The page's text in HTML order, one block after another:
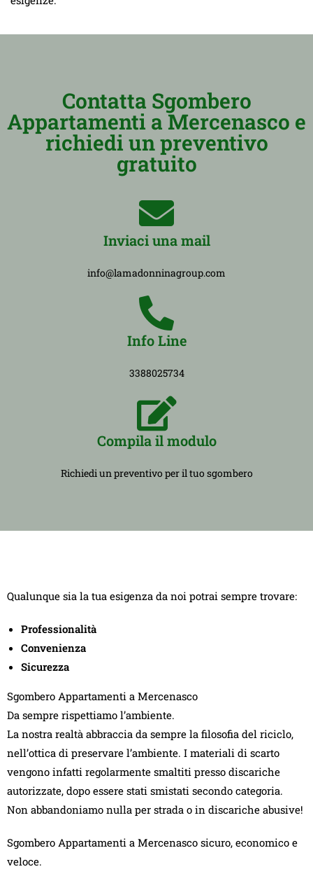
Contatta Sgombero
Appartamenti a Mercenasco e
richiedi un preventivo
gratuito
Inviaci una mail
info@lamadonninagroup.com
Info Line
3388025734
Compila il modulo
Richiedi un preventivo per il tuo sgombero
Qualunque sia la tua esigenza da noi potrai sempre trovare:
Professionalità
Convenienza
Sicurezza
Sgombero Appartamenti a Mercenasco
Da sempre rispettiamo l’ambiente.
La nostra realtà abbraccia da sempre la filosofia del riciclo,
nell’ottica di preservare l’ambiente. I materiali di scarto
vengono infatti regolarmente smaltiti presso discariche
autorizzate, dopo essere stati smistati secondo categoria.
Non abbandoniamo nulla per strada o in discariche abusive!
Sgombero Appartamenti a Mercenasco sicuro, economico e
veloce.